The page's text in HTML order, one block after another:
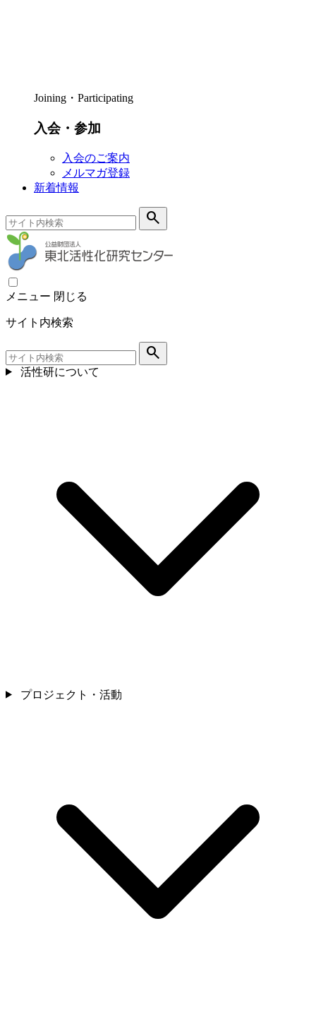
Joining・Participating
入会・参加
入会のご案内
メルマガ登録
新着情報
search
メニュー 閉じる
サイト内検索
search
活性研について
プロジェクト・活動